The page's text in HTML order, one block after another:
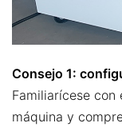
Consejo 1:
Familiarícese con
máquina y